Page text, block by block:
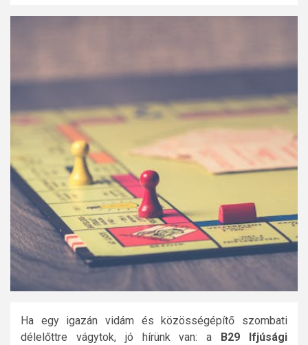
Ha egy igazán vidám és közösségépítő szombati
délelőttre vágytok, jó hírünk van: a
B29 Ifjúsági